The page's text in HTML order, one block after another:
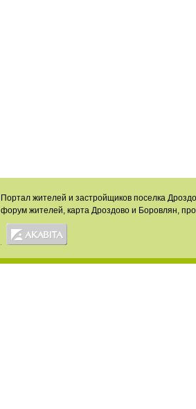
Портал жителей и застройщиков поселка
форум жителей, карта Дроздово и Боровлян,